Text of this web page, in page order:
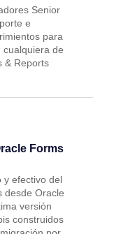
Senior
e
para
cualquiera de
& Reports
Forms
y efectivo del
desde Oracle
versión
construidos